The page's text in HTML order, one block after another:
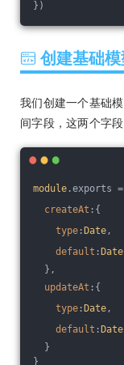
})
创建基础模
我们创建一个基础
间字段，这两个字
module .exports
createAt :{
type : Date,
default : Date
},
updateAt :{
type : Date,
default : Date
}
}